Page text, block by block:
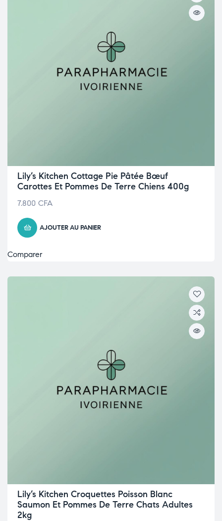
Lily’s Kitchen Cottage Pie Pâtée Bœuf
Carottes Et Pommes De Terre Chiens 400g
7.800 CFA
AJOUTER AU PANIER
Comparer
Lily’s Kitchen Croquettes Poisson Blanc
Saumon Et Pommes De Terre Chats Adultes
2kg